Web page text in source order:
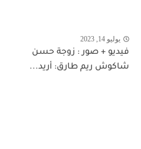
يوليو 14, 2023
فيديو + صور : زوجة حسن
شاكوش ريم طارق: أريد...